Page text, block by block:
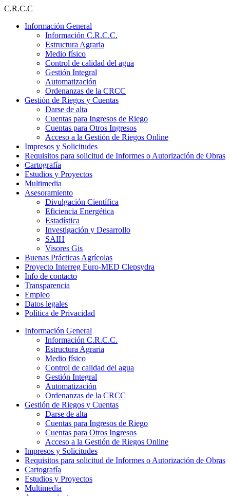
Ir
contenido
C.R.C.C
Información General
Información C.R.C.C.
Estructura Agraria
Medio físico
Control de calidad del agua
Gestión Integral
Automatización
Ordenanzas de la CRCC
Gestión de Riegos y Cuentas
Darse de alta
Cuentas para Ingresos de Riego
Cuentas para Otros Ingresos
Acceso a la Gestión de Riegos Online
Impresos y Solicitudes
Requisitos para solicitud de Informes o Autorización de Obras
Cartografía
Estudios y Proyectos
Multimedia
Asesoramiento
Divulgación Científica
Eficiencia Energética
Estadística
Investigación y Desarrollo
SAIH
Visores Gis
Buenas Prácticas Agrícolas
Proyecto Interreg Euro-MED Clepsydra
Info de contacto
Transparencia
Empleo
Datos legales
Política de Privacidad
Información General
Información C.R.C.C.
Estructura Agraria
Medio físico
Control de calidad del agua
Gestión Integral
Automatización
Ordenanzas de la CRCC
Gestión de Riegos y Cuentas
Darse de alta
Cuentas para Ingresos de Riego
Cuentas para Otros Ingresos
Acceso a la Gestión de Riegos Online
Impresos y Solicitudes
Requisitos para solicitud de Informes o Autorización de Obras
Cartografía
Estudios y Proyectos
Multimedia